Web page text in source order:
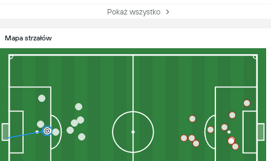
Pokaż wszystko
Mapa strzałów